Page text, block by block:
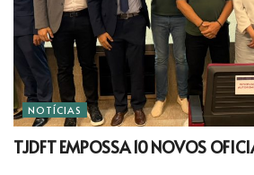
NOTÍCIAS
TJDFT EMPOSSA 10 NOVOS